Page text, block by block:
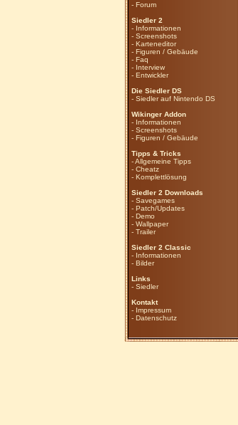
- Forum
Siedler 2
- Informationen
- Screenshots
- Karteneditor
- Figuren / Gebäude
- Faq
- Interview
- Entwickler
Die Siedler DS
- Siedler auf Nintendo DS
Wikinger Addon
- Informationen
- Screenshots
- Figuren / Gebäude
Tipps & Tricks
-Allgemeine Tipps
- Cheatz
- Komplettlösung
Siedler 2 Downloads
- Savegames
- Patch/Updates
- Demo
- Wallpaper
- Trailer
Siedler 2 Classic
- Informationen
- Bilder
Links
- Siedler
Kontakt
- Impressum
- Datenschutz